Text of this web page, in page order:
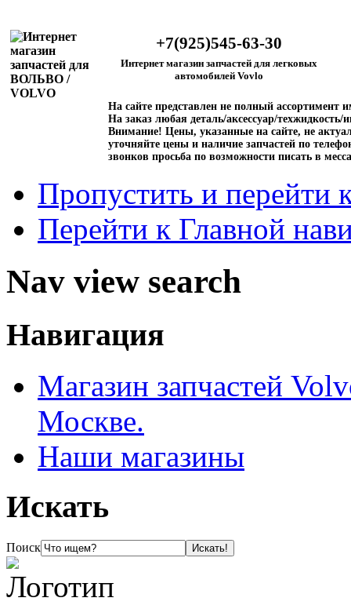
+7(925)545-63-30
Интернет магазин запчастей для легковых
автомобилей Vovlo
На сайте представлен не полный ассортимент
На заказ любая деталь/аксессуар/техжидкость/
Внимание! Цены, указанные на сайте, не
уточняйте цены и наличие запчастей по
звонков просьба по возможности писать в
Пропустить и перейти
Перейти к Главной
Nav view search
Навигация
Магазин запчастей
Москве.
Наши магазины
Искать
Поиск